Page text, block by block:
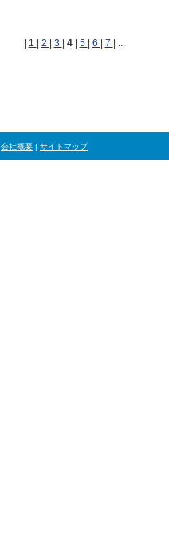
1 2 3 4 5 6 7 | ...
会社概要 | サイトマップ